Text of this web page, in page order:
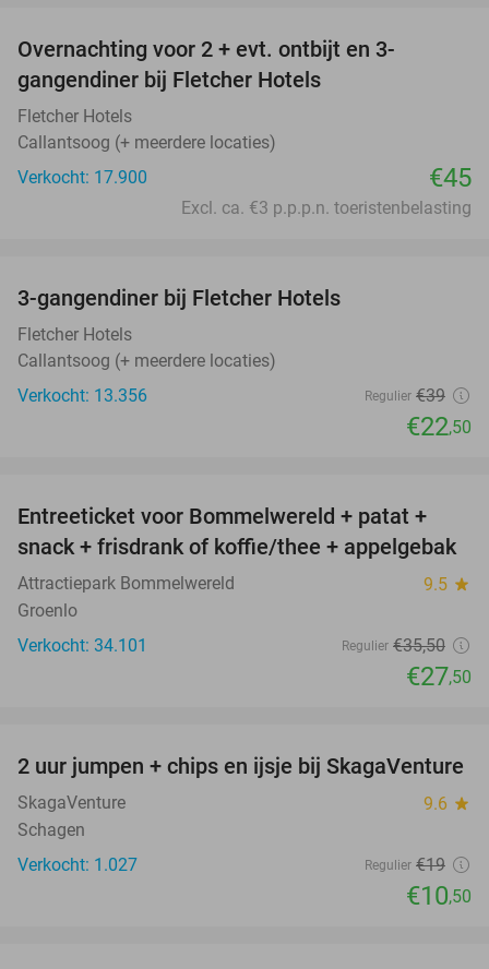
Overnachting voor 2 + evt. ontbijt en 3-
gangendiner bij Fletcher Hotels
Fletcher Hotels
Callantsoog (+ meerdere locaties)
Verkocht: 17.900
€45
Excl. ca. €3 p.p.p.n. toeristenbelasting
3-gangendiner bij Fletcher Hotels
Fletcher Hotels
Callantsoog (+ meerdere locaties)
Verkocht: 13.356
Regulier €39
€22,50
23%
Entreeticket voor Bommelwereld + patat +
snack + frisdrank of koffie/thee + appelgebak
Attractiepark Bommelwereld 9.5 star
Groenlo
Verkocht: 34.101
Regulier €35,50
€27,50
45%
2 uur jumpen + chips en ijsje bij SkagaVenture
SkagaVenture 9.6 star
Schagen
Verkocht: 1.027
Regulier €19
€10,50